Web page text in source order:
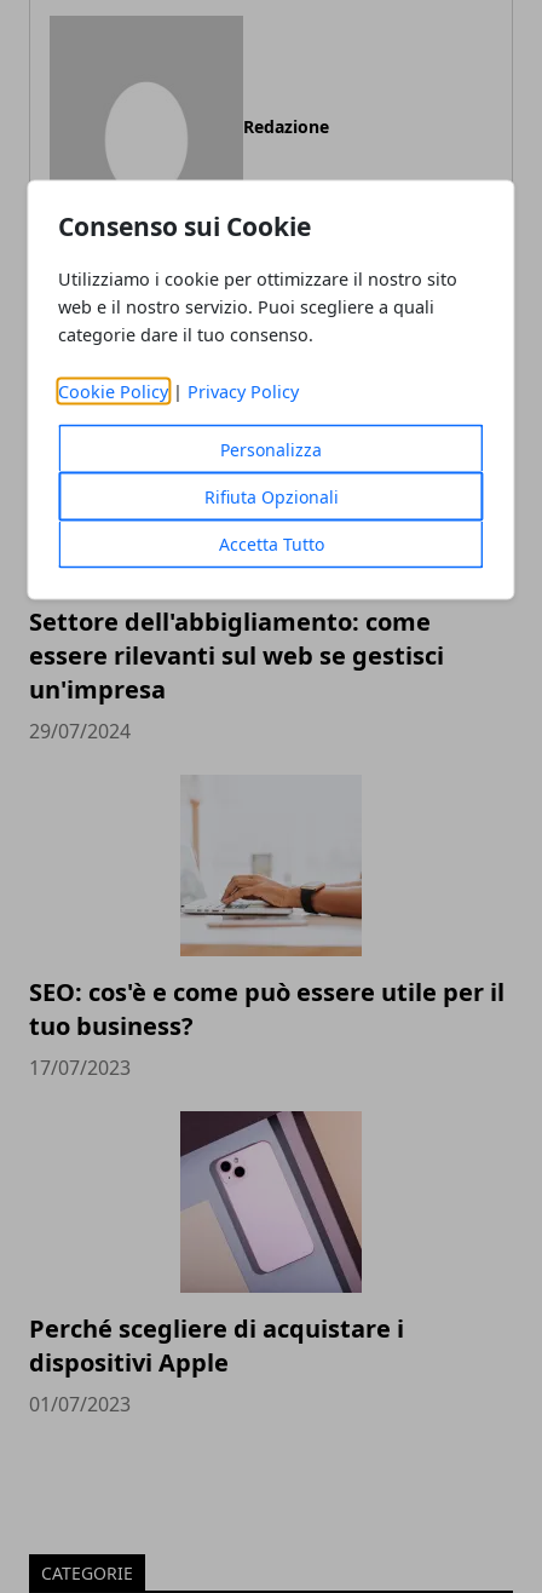
Consenso sui Cookie
Utilizziamo i cookie per ottimizzare il nostro sito
web e il nostro servizio. Puoi scegliere a quali
categorie dare il tuo consenso.
Cookie Policy | Privacy Policy
Personalizza
Rifiuta Opzionali
Accetta Tutto
Redazione
Settore dell'abbigliamento: come
essere rilevanti sul web se gestisci
un'impresa
29/07/2024
SEO: cos'è e come può essere utile per il
tuo business?
17/07/2023
Perché scegliere di acquistare i
dispositivi Apple
01/07/2023
CATEGORIE